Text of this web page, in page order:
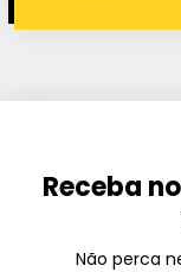
Receba
Não perca